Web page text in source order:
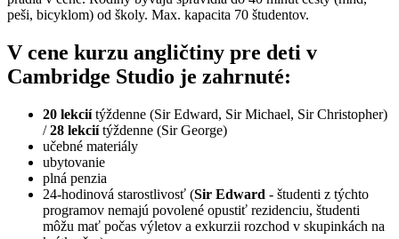
peši, bicyklom) od školy. Max. kapacita 70 študentov.
V cene kurzu angličtiny pre deti v
Cambridge Studio je zahrnuté:
20 lekciítýždenne (Sir Edward, Sir Michael, Sir Christopher)
/28 lekciítýždenne (Sir George)
učebné materiály
ubytovanie
plná penzia
24-hodinová starostlivosť (Sir Edward - študenti z týchto
programov nemajú povolené opustiť rezidenciu, študenti
môžu mať počas výletov a exkurzii rozchod v skupinkách na